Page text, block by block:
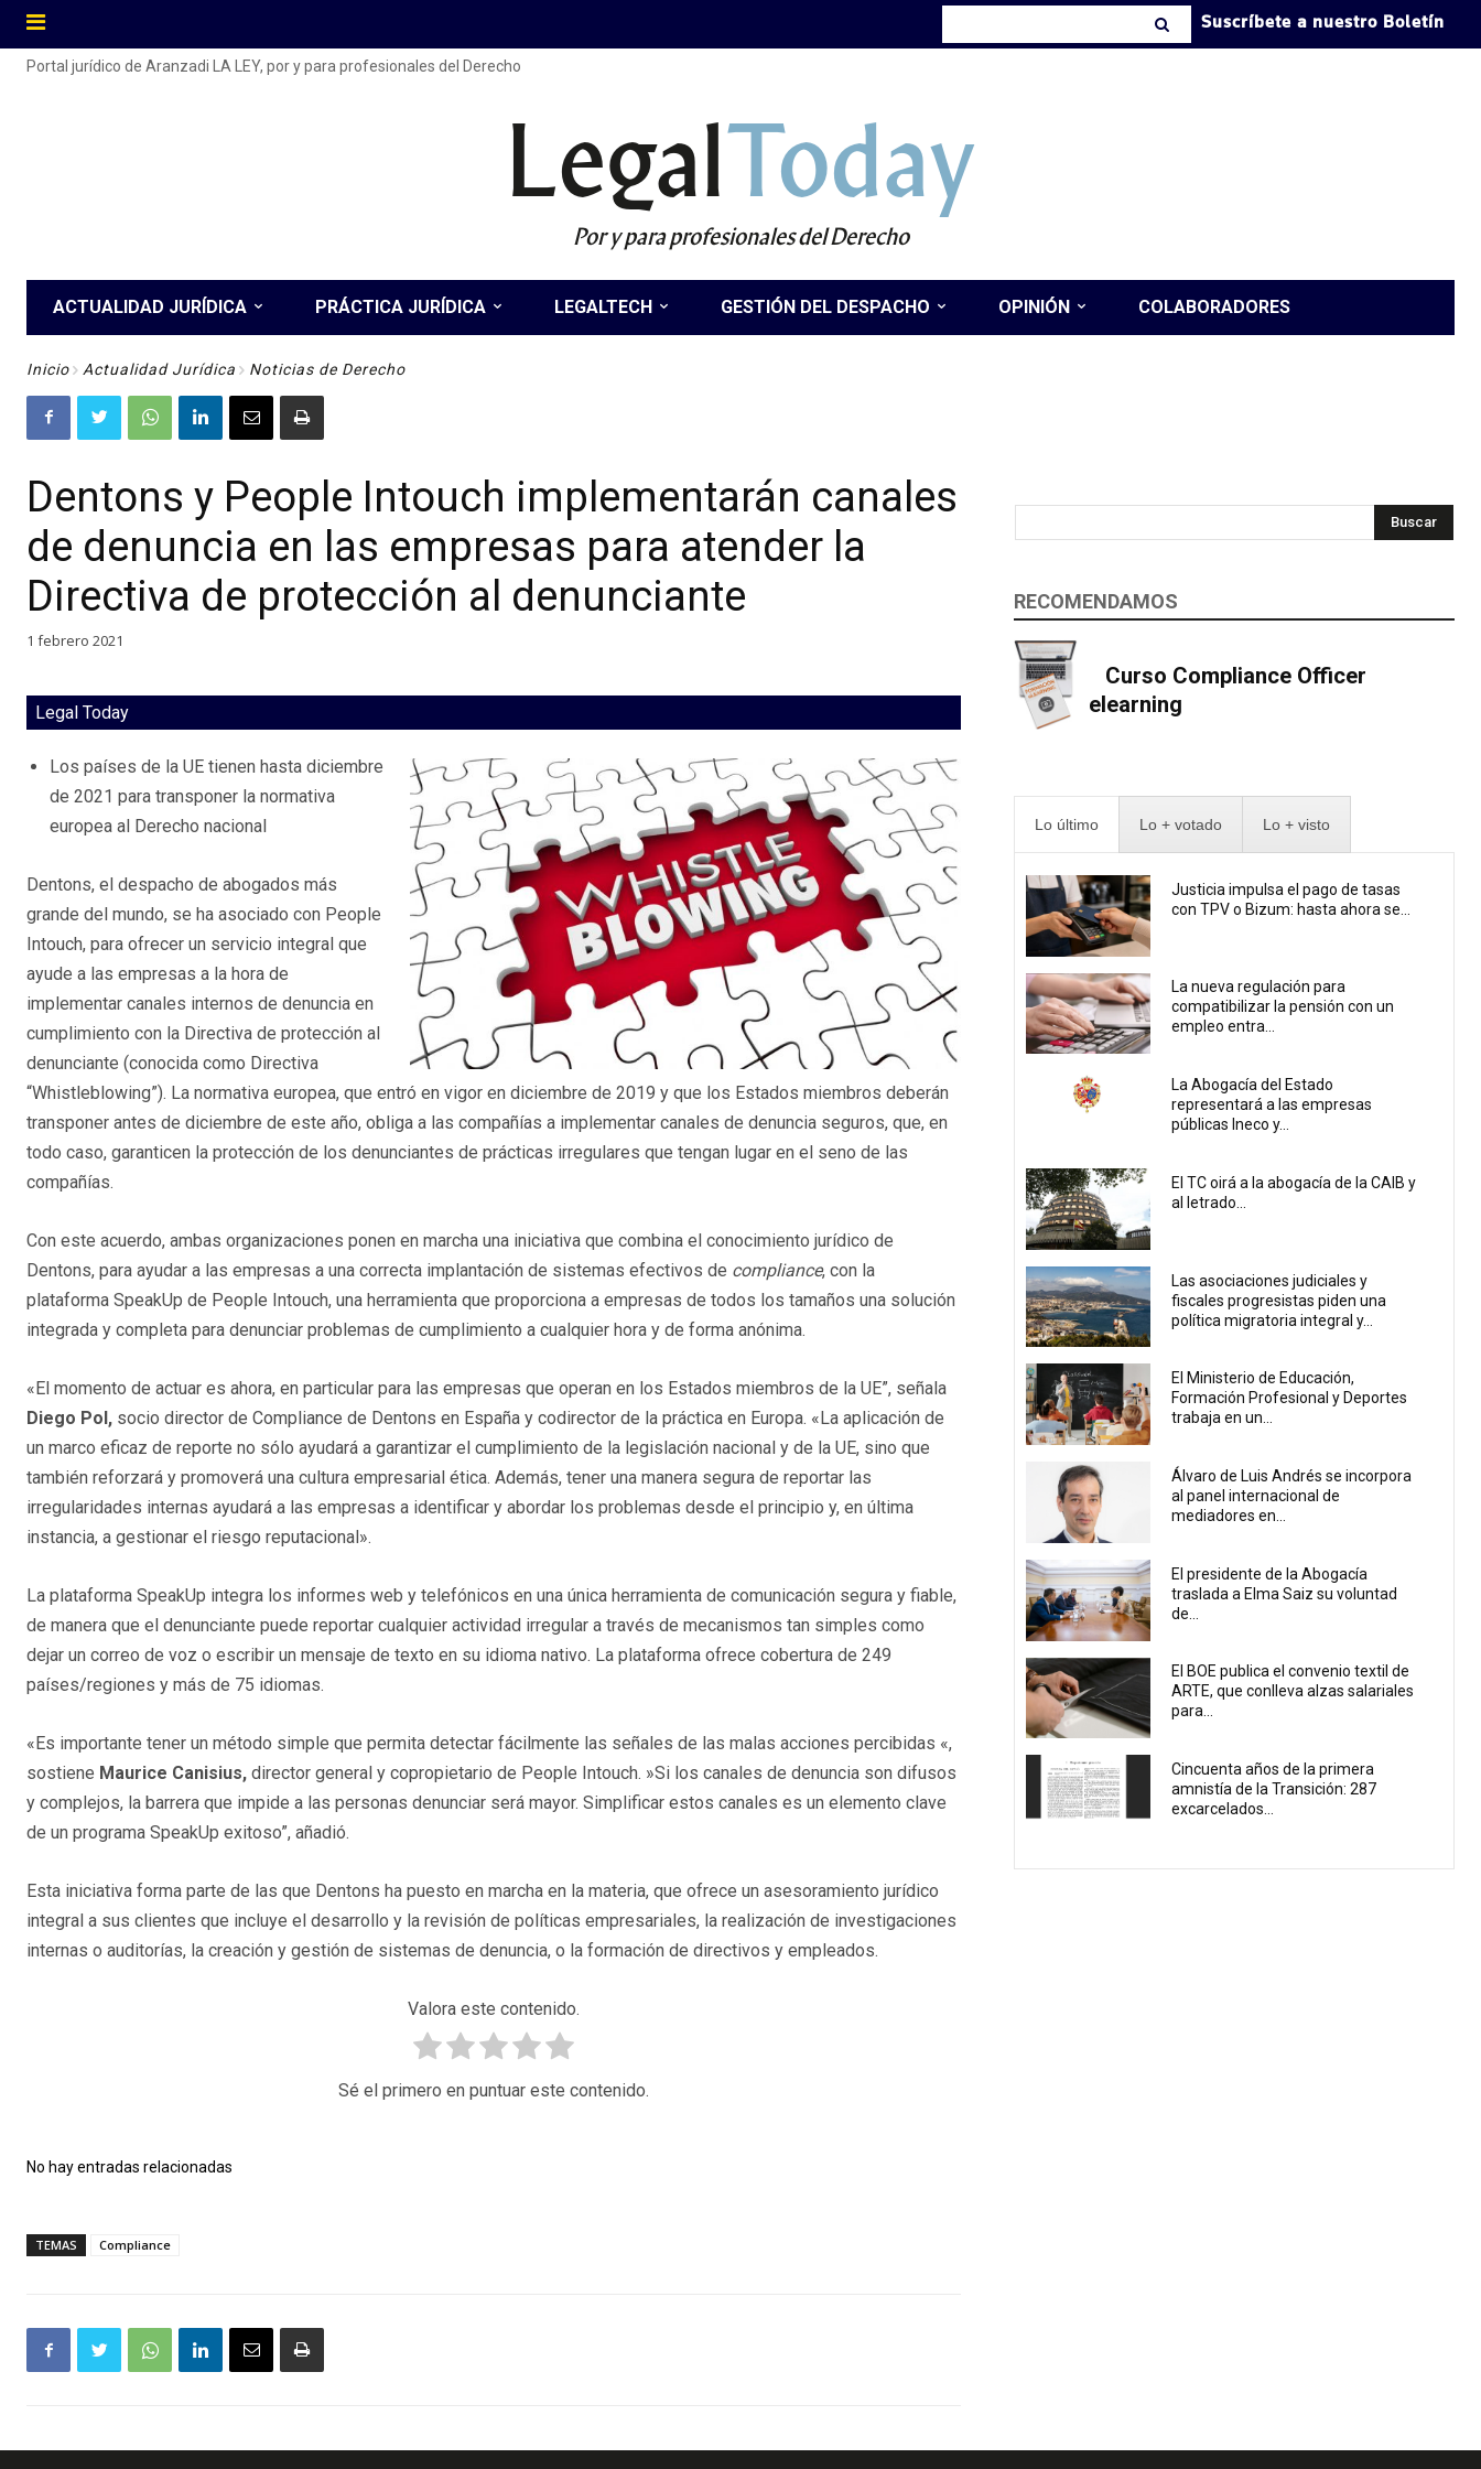
Suscríbete a nuestro Boletín
Portal jurídico de Aranzadi LA LEY, por y para profesionales del Derecho
LegalToday
Por y para profesionales del Derecho
ACTUALIDAD JURÍDICA PRÁCTICA JURÍDICA LEGALTECH GESTIÓN DEL DESPACHO OPINIÓN COLABORADORES
Inicio Actualidad Jurídica Noticias de Derecho
Dentons y People Intouch implementarán canales
de denuncia en las empresas para atender la
Directiva de protección al denunciante
1 febrero 2021
Legal Today
Los países de la UE tienen hasta diciembre
de 2021 para transponer la normativa
europea al Derecho nacional
Dentons, el despacho de abogados más
grande del mundo, se ha asociado con People
Intouch, para ofrecer un servicio integral que
ayude a las empresas a la hora de
implementar canales internos de denuncia en
cumplimiento con la Directiva de protección al
denunciante (conocida como Directiva
“Whistleblowing”). La normativa europea, que entró en vigor en diciembre de 2019 y que los Estados miembros deberán
transponer antes de diciembre de este año, obliga a las compañías a implementar canales de denuncia seguros, que, en
todo caso, garanticen la protección de los denunciantes de prácticas irregulares que tengan lugar en el seno de las
compañías.
Con este acuerdo, ambas organizaciones ponen en marcha una iniciativa que combina el conocimiento jurídico de
Dentons, para ayudar a las empresas a una correcta implantación de sistemas efectivos de compliance, con la
plataforma SpeakUp de People Intouch, una herramienta que proporciona a empresas de todos los tamaños una solución
integrada y completa para denunciar problemas de cumplimiento a cualquier hora y de forma anónima.
«El momento de actuar es ahora, en particular para las empresas que operan en los Estados miembros de la UE”, señala
Diego Pol, socio director de Compliance de Dentons en España y codirector de la práctica en Europa. «La aplicación de
un marco eficaz de reporte no sólo ayudará a garantizar el cumplimiento de la legislación nacional y de la UE, sino que
también reforzará y promoverá una cultura empresarial ética. Además, tener una manera segura de reportar las
irregularidades internas ayudará a las empresas a identificar y abordar los problemas desde el principio y, en última
instancia, a gestionar el riesgo reputacional».
La plataforma SpeakUp integra los informes web y telefónicos en una única herramienta de comunicación segura y fiable,
de manera que el denunciante puede reportar cualquier actividad irregular a través de mecanismos tan simples como
dejar un correo de voz o escribir un mensaje de texto en su idioma nativo. La plataforma ofrece cobertura de 249
países/regiones y más de 75 idiomas.
«Es importante tener un método simple que permita detectar fácilmente las señales de las malas acciones percibidas «,
sostiene Maurice Canisius, director general y copropietario de People Intouch. »Si los canales de denuncia son difusos
y complejos, la barrera que impide a las personas denunciar será mayor. Simplificar estos canales es un elemento clave
de un programa SpeakUp exitoso”, añadió.
Esta iniciativa forma parte de las que Dentons ha puesto en marcha en la materia, que ofrece un asesoramiento jurídico
integral a sus clientes que incluye el desarrollo y la revisión de políticas empresariales, la realización de investigaciones
internas o auditorías, la creación y gestión de sistemas de denuncia, o la formación de directivos y empleados.
Valora este contenido.
Sé el primero en puntuar este contenido.
No hay entradas relacionadas
TEMAS Compliance
Buscar
RECOMENDAMOS
Curso Compliance Officer
elearning
Lo último Lo + votado Lo + visto
Justicia impulsa el pago de tasas
con TPV o Bizum: hasta ahora se...
La nueva regulación para
compatibilizar la pensión con un
empleo entra...
La Abogacía del Estado
representará a las empresas
públicas Ineco y...
El TC oirá a la abogacía de la CAIB y
al letrado...
Las asociaciones judiciales y
fiscales progresistas piden una
política migratoria integral y...
El Ministerio de Educación,
Formación Profesional y Deportes
trabaja en un...
Álvaro de Luis Andrés se incorpora
al panel internacional de
mediadores en...
El presidente de la Abogacía
traslada a Elma Saiz su voluntad
de...
El BOE publica el convenio textil de
ARTE, que conlleva alzas salariales
para...
Cincuenta años de la primera
amnistía de la Transición: 287
excarcelados...